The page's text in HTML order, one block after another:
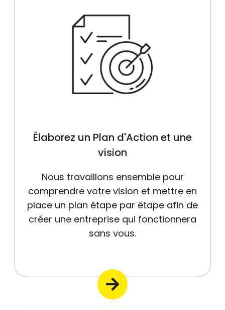
Élaborez un Plan d'Action et une
vision
Nous travaillons ensemble pour
comprendre votre vision et mettre en
place un plan étape par étape afin de
créer une entreprise qui fonctionnera
sans vous.